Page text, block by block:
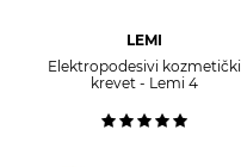
LEMI
Elektropodesivi kozmetički
krevet - Lemi 4